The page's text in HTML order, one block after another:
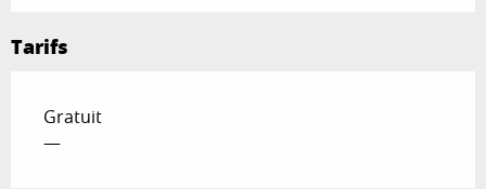
Tarifs
Gratuit
—